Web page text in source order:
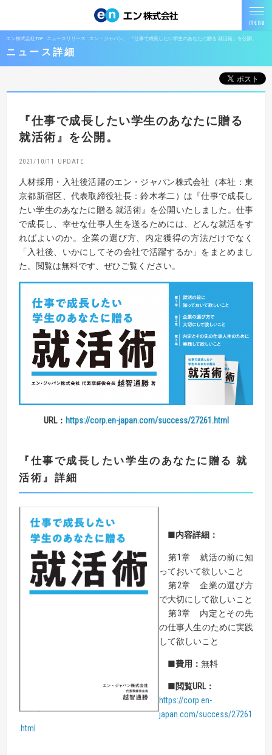
エン株式会社TOP ニュースリリース エン・ジャパン、 『仕事で成長したい学生のあなたに贈る 就活術』を公開。
ニュース詳細
『仕事で成長したい学生のあなたに贈る
就活術』を公開。
2021/10/11
人材採用・入社後活躍のエン・ジャパン株式会社（本社：東
京都新宿区、代表取締役社長：鈴木孝二）は『仕事で成長し
たい学生のあなたに贈る 就活術』を公開いたしました。仕事
で成長し、幸せな仕事人生を送るためには、どんな就活をす
ればよいのか。企業の選び方、内定獲得の方法だけでなく
「入社後、いかにしてその会社で活躍するか」をまとめまし
た。閲覧は無料です、ぜひご覧ください。
URL： https://corp.en-japan.com/success/27261.html
『 仕事で成長したい学生のあなたに贈る 就
活術 』 詳細
■内容詳細：
第1章 就活の前に知
っておいて欲しいこと
第2章 企業の選び方
で大切にして欲しいこと
第3章 内定とその先
の仕事人生のために実践
して欲しいこと
■費用： 無料
■閲覧URL：
https://corp.en-
japan.com/success/27261
.html